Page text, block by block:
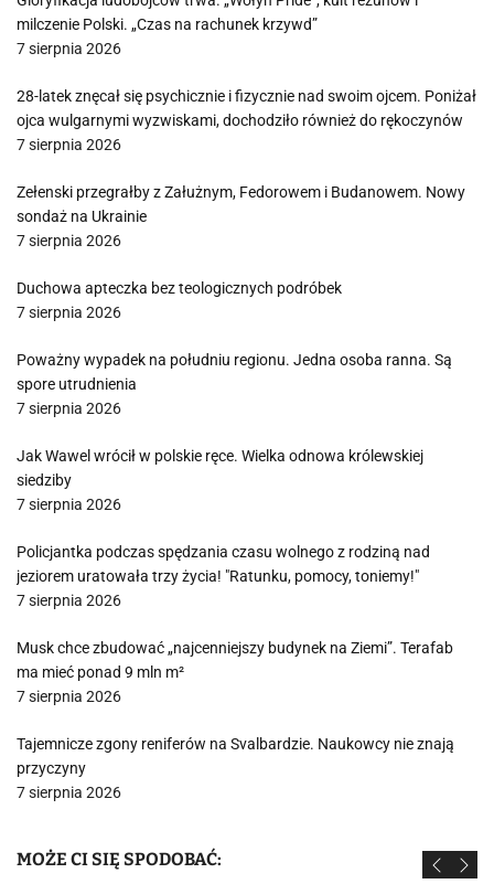
milczenie Polski. „Czas na rachunek krzywd”
7 sierpnia 2026
28-latek znęcał się psychicznie i fizycznie nad swoim ojcem. Poniżał
ojca wulgarnymi wyzwiskami, dochodziło również do rękoczynów
7 sierpnia 2026
Zełenski przegrałby z Załużnym, Fedorowem i Budanowem. Nowy
sondaż na Ukrainie
7 sierpnia 2026
Duchowa apteczka bez teologicznych podróbek
7 sierpnia 2026
Poważny wypadek na południu regionu. Jedna osoba ranna. Są
spore utrudnienia
7 sierpnia 2026
Jak Wawel wrócił w polskie ręce. Wielka odnowa królewskiej
siedziby
7 sierpnia 2026
Policjantka podczas spędzania czasu wolnego z rodziną nad
jeziorem uratowała trzy życia! "Ratunku, pomocy, toniemy!"
7 sierpnia 2026
Musk chce zbudować „najcenniejszy budynek na Ziemi”. Terafab
ma mieć ponad 9 mln m²
7 sierpnia 2026
Tajemnicze zgony reniferów na Svalbardzie. Naukowcy nie znają
przyczyny
7 sierpnia 2026
MOŻE CI SIĘ SPODOBAĆ: